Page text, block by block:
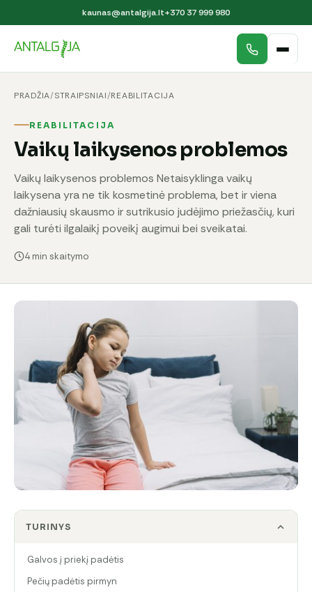
kaunas@antalgija.lt+370 37 999 980
PRADŽIA/STRAIPSNIAI/REABILITACIJA
REABILITACIJA
Vaikų laikysenos problemos
Vaikų laikysenos problemos Netaisyklinga vaikų
laikysena yra ne tik kosmetinė problema, bet ir viena
dažniausių skausmo ir sutrikusio judėjimo priežasčių, kuri
gali turėti ilgalaikį poveikį augimui bei sveikatai.
4 min skaitymo
TURINYS
Galvos į priekį padėtis
Pečių padėtis pirmyn